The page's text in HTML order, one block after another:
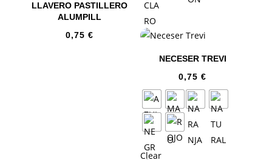
LLAVERO PASTILLERO
ALUMPILL
0,75 €
NECESER TREVI
0,75€
Clear